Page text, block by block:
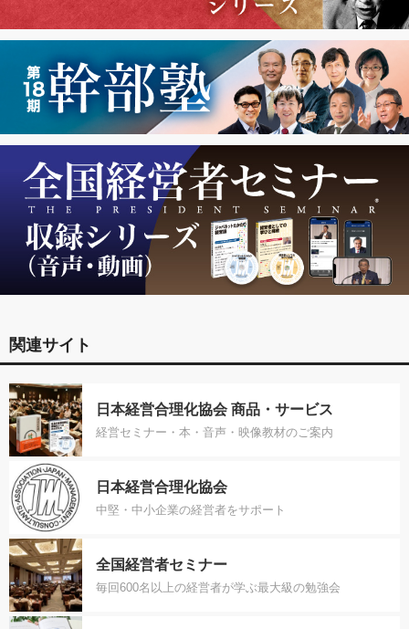
関連サイト
日本経営合理化協会 商品・サービス
経営セミナー・本・音声・映像教材のご案内
日本経営合理化協会
中堅・中小企業の経営者をサポート
全国経営者セミナー
毎回600名以上の経営者が学ぶ最大級の勉強会